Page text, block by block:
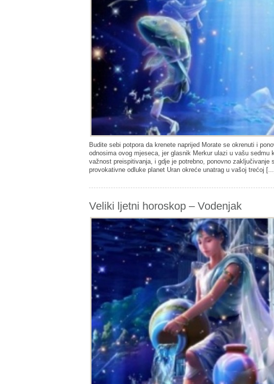
Budite sebi potpora da krenete naprijed Morate se okrenuti i
odnosima ovog mjeseca, jer glasnik Merkur ulazi u vašu sedmu
važnost preispitivanja, i gdje je potrebno, ponovno zaključivanje
provokativne odluke planet Uran okreće unatrag u vašoj trećoj
Veliki ljetni horoskop – Vodenjak